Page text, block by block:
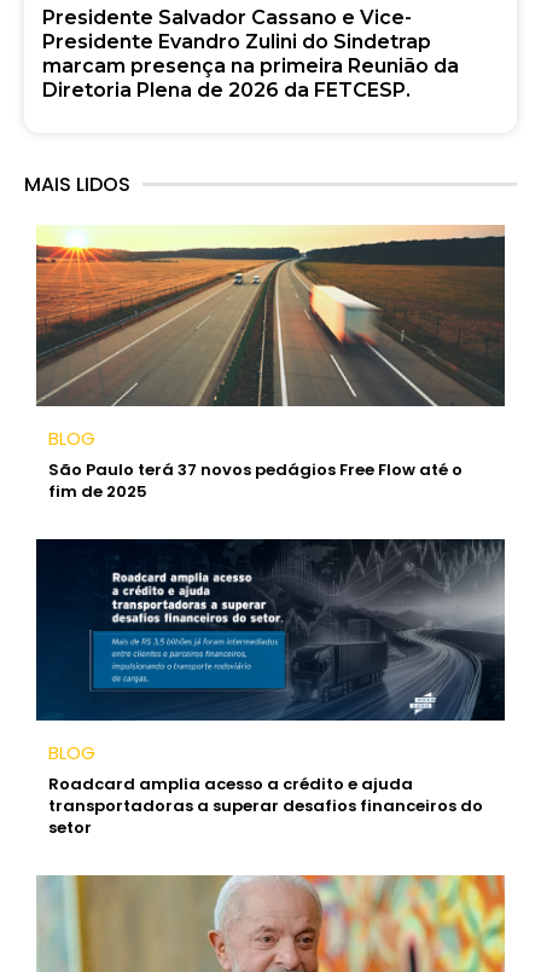
Presidente Salvador Cassano e Vice-
Presidente Evandro Zulini do Sindetrap
marcam presença na primeira Reunião da
Diretoria Plena de 2026 da FETCESP.
MAIS LIDOS
BLOG
São Paulo terá 37 novos pedágios Free Flow até o
fim de 2025
BLOG
Roadcard amplia acesso a crédito e ajuda
transportadoras a superar desafios financeiros do
setor